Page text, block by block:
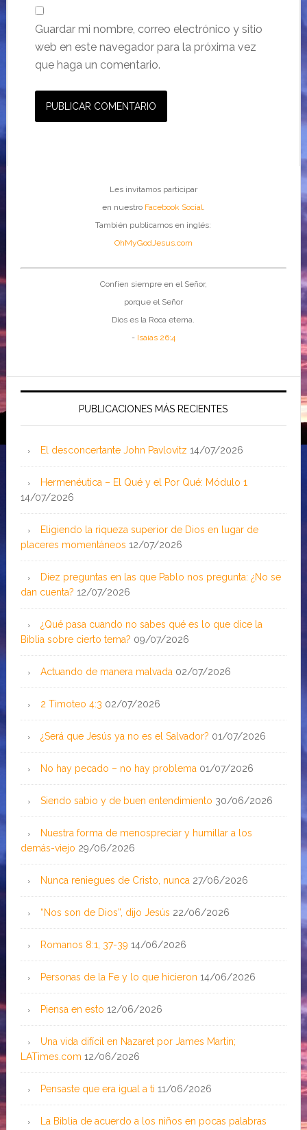
Guardar mi nombre, correo electrónico y sitio
web en este navegador para la próxima vez
que haga un comentario.
Les invitamos participar
en nuestro Facebook Social.
También publicamos en inglés:
OhMyGodJesus.com
Confíen siempre en el Señor,
porque el Señor
Dios es la Roca eterna.
- Isaías 26:4
PUBLICACIONES MÁS RECIENTES
El desconcertante John Pavlovitz 14/07/2026
Hermenéutica – El Qué y el Por Qué: Módulo 1
14/07/2026
Eligiendo la riqueza superior de Dios en lugar de
placeres momentáneos 12/07/2026
Diez preguntas en las que Pablo nos pregunta: ¿No se
dan cuenta? 12/07/2026
¿Qué pasa cuando no sabes qué es lo que dice la
Biblia sobre cierto tema? 09/07/2026
Actuando de manera malvada 02/07/2026
2 Timoteo 4:3 02/07/2026
¿Será que Jesús ya no es el Salvador? 01/07/2026
No hay pecado – no hay problema 01/07/2026
Siendo sabio y de buen entendimiento 30/06/2026
Nuestra forma de menospreciar y humillar a los
demás-viejo 29/06/2026
Nunca reniegues de Cristo, nunca 27/06/2026
“Nos son de Dios”, dijo Jesús 22/06/2026
Romanos 8:1, 37-39 14/06/2026
Personas de la Fe y lo que hicieron 14/06/2026
Piensa en esto 12/06/2026
Una vida difícil en Nazaret por James Martin;
LATimes.com 12/06/2026
Pensaste que era igual a ti 11/06/2026
La Biblia de acuerdo a los niños en pocas palabras